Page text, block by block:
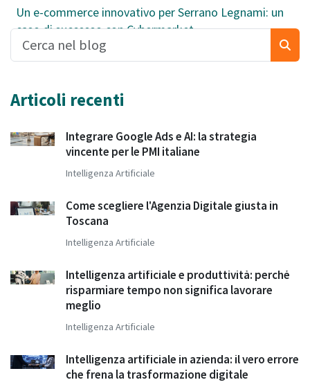
Un e-commerce innovativo per Serrano Legnami: un
caso di successo con Cybermarket
Articoli recenti
Integrare Google Ads e AI: la strategia
vincente per le PMI italiane
Intelligenza Artificiale
Come scegliere l'Agenzia Digitale giusta in
Toscana
Intelligenza Artificiale
Intelligenza artificiale e produttività: perché
risparmiare tempo non significa lavorare
meglio
Intelligenza Artificiale
Intelligenza artificiale in azienda: il vero errore
che frena la trasformazione digitale